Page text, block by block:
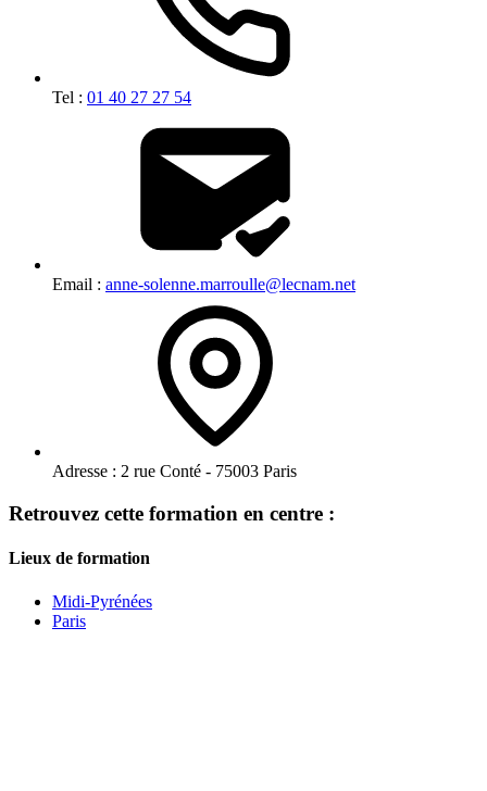
Tel : 01 40 27 27 54
Email : anne-solenne.marroulle@lecnam.net
Adresse : 2 rue Conté - 75003 Paris
Retrouvez cette formation en centre :
Lieux de formation
Midi-Pyrénées
Paris